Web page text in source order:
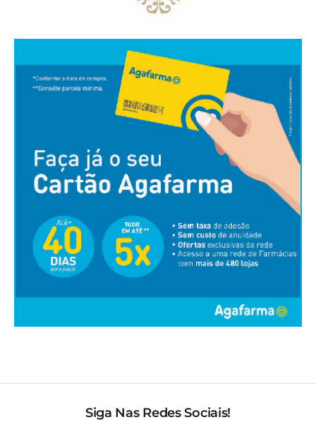
Siga Nas Redes Sociais!